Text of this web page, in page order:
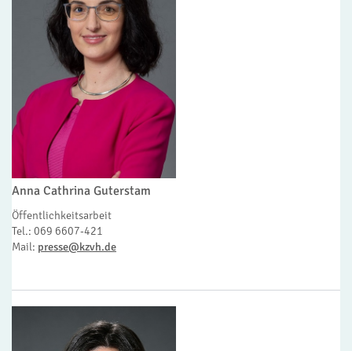
Anna Cathrina Guterstam
Öffentlichkeitsarbeit
Tel.: 069 6607-421
Mail: presse@kzvh.de